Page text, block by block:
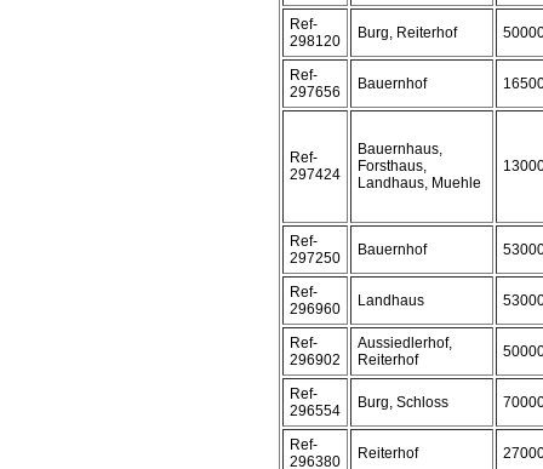
Ref-
298120
Burg, Reiterhof
Ref-
297656
Bauernhof
Ref-
297424
Bauernhaus,
Forsthaus,
Landhaus, Muehle
Ref-
297250
Bauernhof
Ref-
296960
Landhaus
Ref-
296902
Aussiedlerhof,
Reiterhof
Ref-
296554
Burg, Schloss
Ref-
296380
Reiterhof